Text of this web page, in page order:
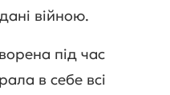
війною.
під час
в себе всі